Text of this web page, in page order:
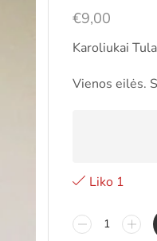
€9,00
Karoliukai
Vienos eilės.
Liko 1